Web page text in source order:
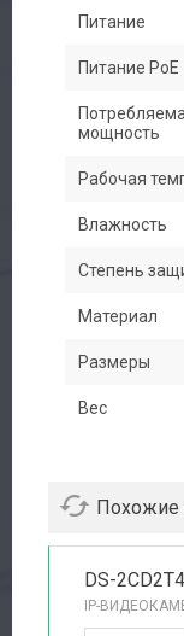
Питание
Питание PoE
мощность
Рабочая
Влажность
Степень
Материал
Размеры
Вес
Похожие
DS-
IP-